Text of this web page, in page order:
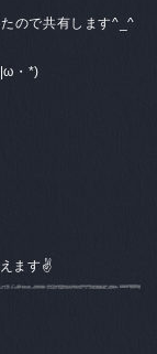
ので共有します^_^
|ω・*)
ます✌️